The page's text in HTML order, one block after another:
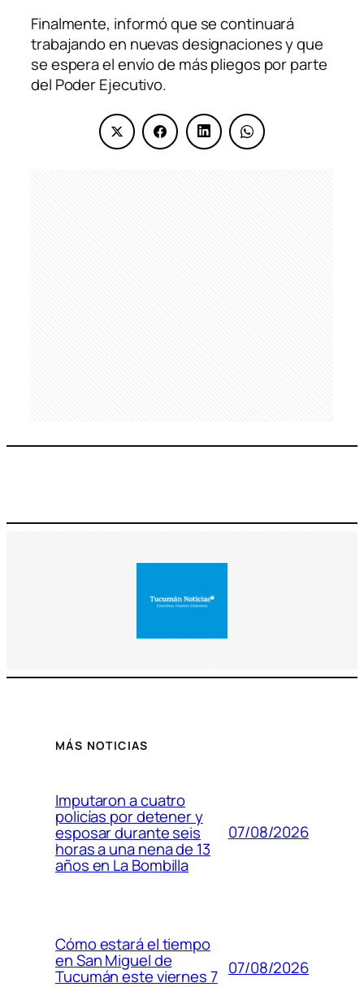
Finalmente, informó que se continuará
trabajando en nuevas designaciones y que
se espera el envío de más pliegos por parte
del Poder Ejecutivo.
MÁS NOTICIAS
Imputaron a cuatro
policías por detener y
esposar durante seis
horas a una nena de 13
años en La Bombilla
07/08/2026
Cómo estará el tiempo
en San Miguel de
Tucumán este viernes 7 07/08/2026